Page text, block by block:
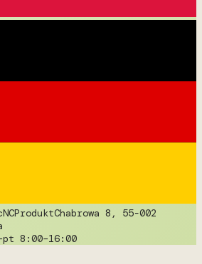
NCProduktChabrowa 8, 55-002
8:00–16:00